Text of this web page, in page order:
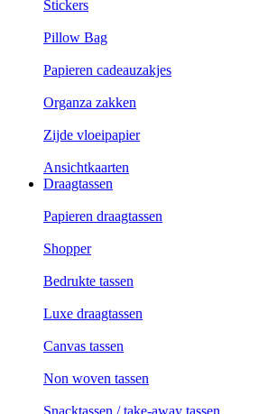
Stickers
Pillow Bag
Papieren cadeauzakjes
Organza zakken
Zijde vloeipapier
Ansichtkaarten
Draagtassen
Papieren draagtassen
Shopper
Bedrukte tassen
Luxe draagtassen
Canvas tassen
Non woven tassen
Snacktassen / take-away tassen